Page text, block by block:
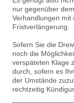
nur gegenüber
Verhandlungen mit
Fristverlängerung.
Sofern Sie die
noch die
verspäteten Klage
durch, sofern es
der Umstände
rechtzeitig